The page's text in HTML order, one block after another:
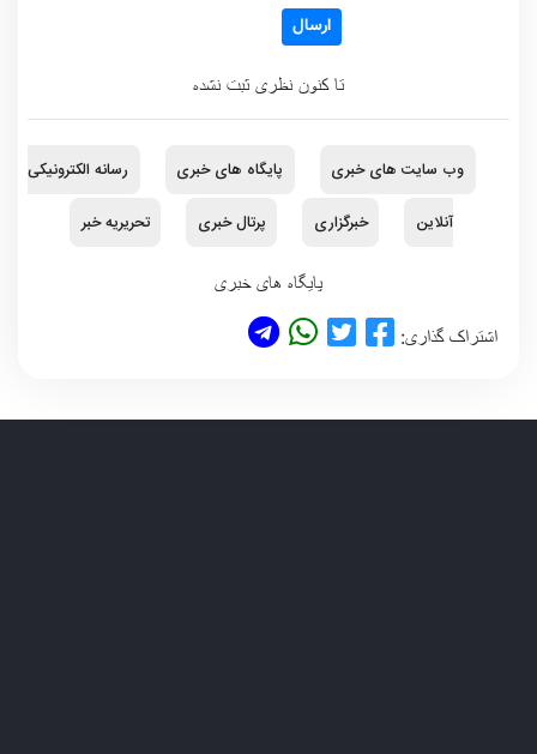
ارسال
تا کنون نظری ثبت نشده
وب سایت های خبری پایگاه های خبری
رسانه الکترونیکی
آنلاین
خبرگزاری پرتال خبری تحریریه خبر
پایگاه های خبری
اشتراک گذاری: